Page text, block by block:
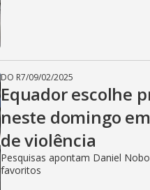
DO R7/09/02/2025
Equador escolhe
neste domingo
de violência
Pesquisas apontam Daniel
favoritos